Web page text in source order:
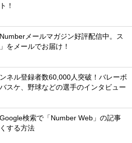
！
Numberメールマガジン好評配信中。ス
をメールでお届け！
ネル登録者数60,000人突破！バレーボ
スケ、野球などの選手のインタビュー
Google検索で「Number Web」の記事
する方法